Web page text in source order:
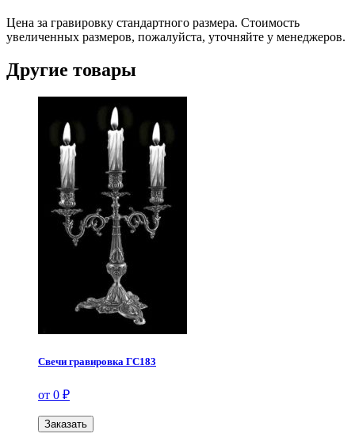
Цена за гравировку стандартного размера. Стоимость
увеличенных размеров, пожалуйста, уточняйте у менеджеров.
Другие товары
Свечи гравировка ГС183
от 0 ₽
Заказать